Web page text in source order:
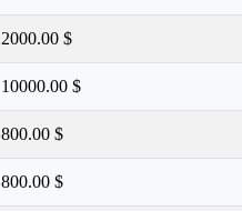
2000.00 $
10000.00 $
800.00 $
800.00 $